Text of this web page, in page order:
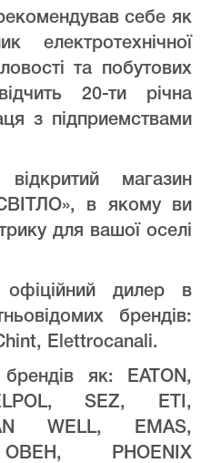
себе як
електротехнічної
та побутових
20-ти річна
з підприемствами
магазин
в якому ви
для вашої оселі
дилер в
брендів:
Elettrocanali.
як: EATON,
SEZ, ETI,
WELL, EMAS,
ОВЕН, PHOENIX